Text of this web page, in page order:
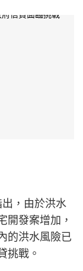
出，由於洪水
開發案增加，
的洪水風險已
挑戰。